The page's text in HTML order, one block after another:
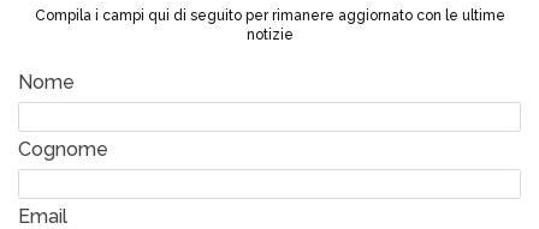
Compila i campi qui di seguito per rimanere aggiornato con le ultime
notizie
Nome
Cognome
Email